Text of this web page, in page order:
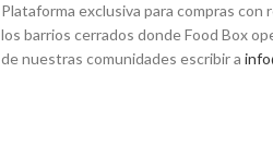
Plataforma exclusiva para compras con
los barrios cerrados donde Food Box
de nuestras comunidades escribir a